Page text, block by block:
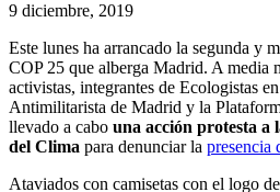
9 diciembre, 2019
Este lunes ha arrancado la segunda y
COP 25 que alberga Madrid. A media
activistas, integrantes de Ecologistas
Antimilitarista de Madrid y la
llevado a cabo una acción protesta a
del Clima para denunciar la presencia
Ataviados con camisetas con el logo